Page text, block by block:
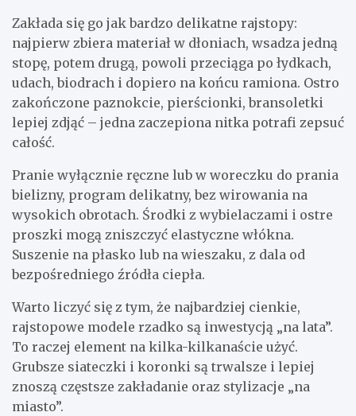
Zakłada się go jak bardzo delikatne rajstopy:
najpierw zbiera materiał w dłoniach, wsadza jedną
stopę, potem drugą, powoli przeciąga po łydkach,
udach, biodrach i dopiero na końcu ramiona. Ostro
zakończone paznokcie, pierścionki, bransoletki
lepiej zdjąć – jedna zaczepiona nitka potrafi zepsuć
całość.
Pranie wyłącznie ręczne lub w woreczku do prania
bielizny, program delikatny, bez wirowania na
wysokich obrotach. Środki z wybielaczami i ostre
proszki mogą zniszczyć elastyczne włókna.
Suszenie na płasko lub na wieszaku, z dala od
bezpośredniego źródła ciepła.
Warto liczyć się z tym, że najbardziej cienkie,
rajstopowe modele rzadko są inwestycją „na lata”.
To raczej element na kilka-kilkanaście użyć.
Grubsze siateczki i koronki są trwalsze i lepiej
znoszą częstsze zakładanie oraz stylizacje „na
miasto”.